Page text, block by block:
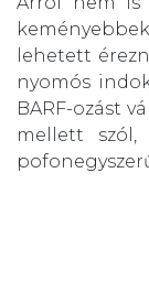
lehetett
nyomós
BARF-ozást
mellett szól,